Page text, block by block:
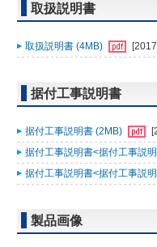
取扱説明書
取扱説明書 (4MB)
据付工事説明書
据付工事説明書 (2MB)
据付工事説明書<据付工事説
据付工事説明書<据付工事説
製品画像